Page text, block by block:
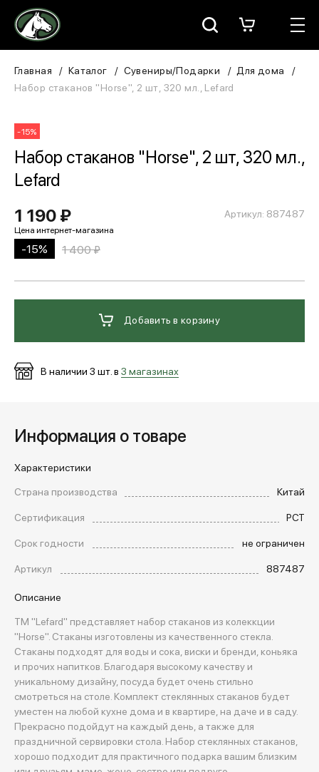
Москва
Для лошади
В конюшню
Для собаки
МЕДИА
Главная Каталог Сувениры/Подарки
Для дома
Набор стаканов "Horse", 2 шт, 320 мл., Lefard
-15%
Набор стаканов "Horse", 2 шт, 320 мл.,
Lefard
Артикул: 887487
1 190 ₽
-15% 1 400 ₽
Добавить в корзину
В наличии 3 шт. в 3 магазинах
Информация о товаре
Характеристики
Страна производства
Китай
Сертификация
РСТ
Срок годности
не ограничен
Артикул
887487
Описание
ТМ "Lefard" представляет набор стаканов из колеккции
"Horse". Стаканы изготовлены из качественного стекла.
Стаканы подходят для воды и сока, виски и бренди, коньяка
и прочих напитков. Благодаря высокому качеству и
уникальному дизайну, посуда будет очень стильно
смотреться на столе. Комплект стеклянных стаканов будет
уместен на любой кухне дома и в квартире, на даче и в саду.
Прекрасно подойдут на каждый день, а также для
праздничной сервировки стола. Набор стеклянных стаканов,
хорошо подходит для практичного подарка вашим близким